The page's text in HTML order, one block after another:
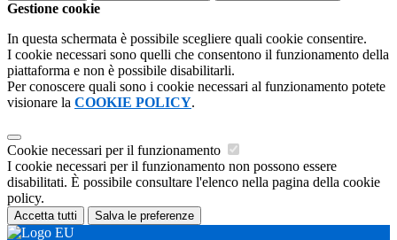
Gestione cookie
In questa schermata è possibile scegliere quali cookie consentire.
I cookie necessari sono quelli che consentono il funzionamento della
piattaforma e non è possibile disabilitarli.
Per conoscere quali sono i cookie necessari al funzionamento potete
visionare la COOKIE POLICY.
Cookie necessari per il funzionamento
I cookie necessari per il funzionamento non possono essere
disabilitati. È possibile consultare l'elenco nella pagina della cookie
policy.
Accetta tutti Salva le preferenze